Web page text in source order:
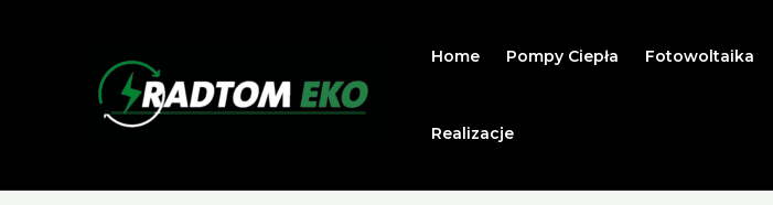
Home Pompy Ciepła Fotowoltaika
Realizacje